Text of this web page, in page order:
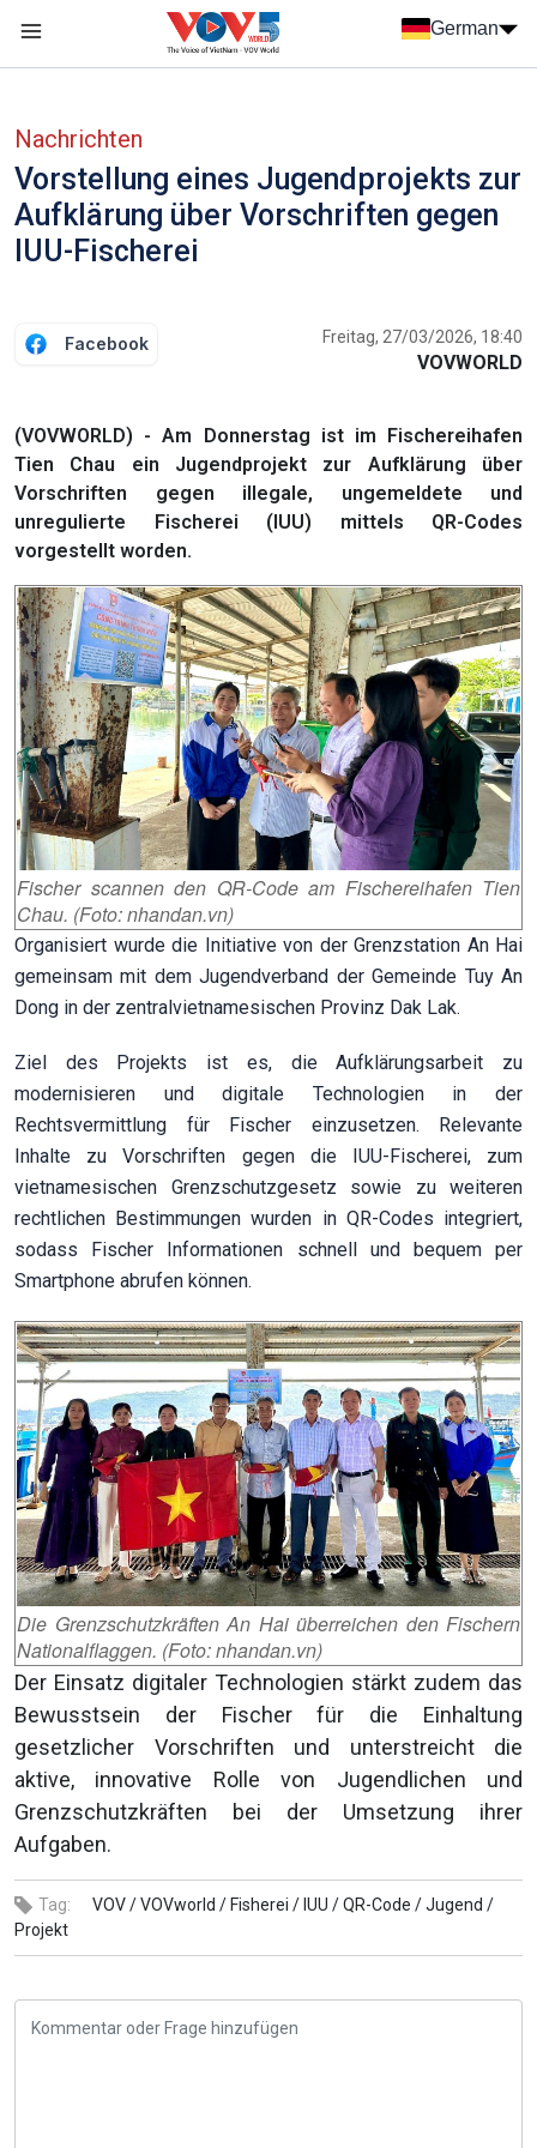
German
Nachrichten
Vorstellung eines Jugendprojekts zur
Aufklärung über Vorschriften gegen
IUU-Fischerei
Facebook Freitag, 27/03/2026, 18:40
VOVWORLD
(VOVWORLD) - Am Donnerstag ist im Fischereihafen
Tien Chau ein Jugendprojekt zur Aufklärung über
Vorschriften gegen illegale, ungemeldete und
unregulierte Fischerei (IUU) mittels QR-Codes
vorgestellt worden.
Fischer scannen den QR-Code am Fischereihafen Tien
Chau. (Foto: nhandan.vn)
Organisiert wurde die Initiative von der Grenzstation An Hai
gemeinsam mit dem Jugendverband der Gemeinde Tuy An
Dong in der zentralvietnamesischen Provinz Dak Lak.
Ziel des Projekts ist es, die Aufklärungsarbeit zu
modernisieren und digitale Technologien in der
Rechtsvermittlung für Fischer einzusetzen. Relevante
Inhalte zu Vorschriften gegen die IUU-Fischerei, zum
vietnamesischen Grenzschutzgesetz sowie zu weiteren
rechtlichen Bestimmungen wurden in QR-Codes integriert,
sodass Fischer Informationen schnell und bequem per
Smartphone abrufen können.
Die Grenzschutzkräften An Hai überreichen den Fischern
Nationalflaggen. (Foto: nhandan.vn)
Der Einsatz digitaler Technologien stärkt zudem das
Bewusstsein der Fischer für die Einhaltung
gesetzlicher Vorschriften und unterstreicht die
aktive, innovative Rolle von Jugendlichen und
Grenzschutzkräften bei der Umsetzung ihrer
Aufgaben.
Tag: VOV /VOVworld / Fisherei / IUU /QR-Code /Jugend /
Projekt